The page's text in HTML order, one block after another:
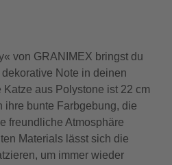
von GRANIMEX bringst du
Note in deinen
aus Polystone ist 22 cm
ihre bunte Farbgebung, die
freundliche Atmosphäre
Materials lässt sich die
um immer wieder